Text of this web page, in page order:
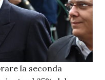
la seconda